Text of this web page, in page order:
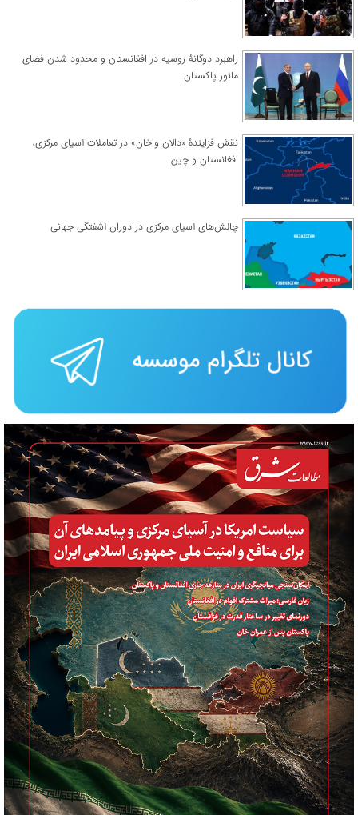
راهبرد دوگانۀ روسیه در افغانستان و محدود شدن فضای
مانور پاکستان
نقش فزایندۀ «دالان واخان» در تعاملات آسیای مرکزی،
افغانستان و چین
چالش‌های آسیای مرکزی در دوران آشفتگی جهانی